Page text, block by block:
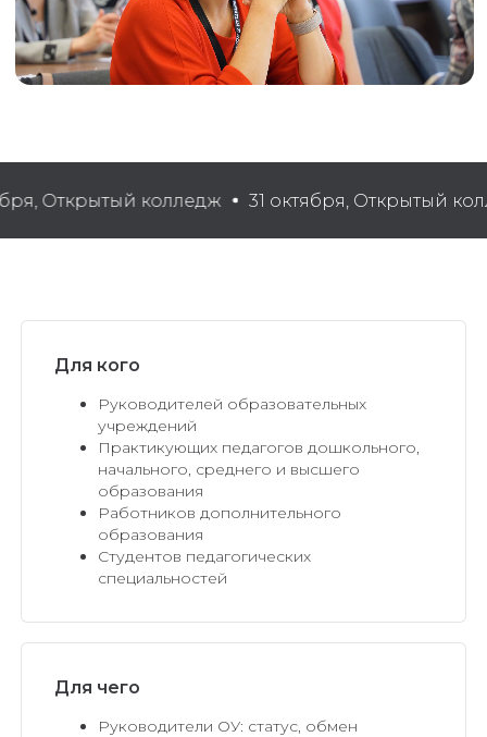
Открытый колледж 31 октября, Открытый
Для кого
Руководителей образовательных
учреждений
Практикующих педагогов дошкольного,
начального, среднего и высшего
образования
Работников дополнительного
образования
Студентов педагогических
специальностей
Для чего
Руководители ОУ: статус, обмен